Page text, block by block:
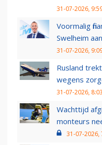
31-07-2026,
Voormalig
Swelheim
31-07-2026,
Rusland
wegens
31-07-2026, 8:03
Wachttijd
monteurs
31-07-2026,